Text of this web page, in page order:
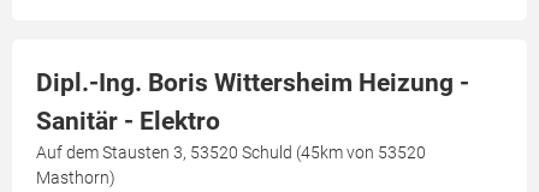
Dipl.-Ing. Boris Wittersheim Heizung -
Sanitär - Elektro
Auf dem Stausten 3, 53520 Schuld (45km von 53520
Masthorn)